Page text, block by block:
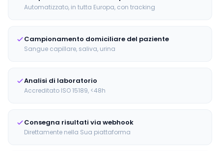
Automatizzato, in tutta Europa, con tracking
Campionamento domiciliare del paziente
Sangue capillare, saliva, urina
Analisi di laboratorio
Accreditato ISO 15189, <48h
Consegna risultati via webhook
Direttamente nella Sua piattaforma